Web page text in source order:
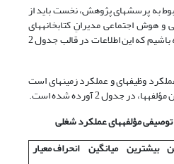
به پرسش­های پژوهش، نخست باید از
هوش اجتماعی مدیرانِ کتابخانه­های
آستان‌‌‌قدس‌رضوی اطلاع داشته باشیم که این اطلاعات در قالب جدول 2
وظیفه­ای و عملکرد زمینه­ای است
جدول 2 آورده شده است.
بیشترین میانگین انحراف معیار